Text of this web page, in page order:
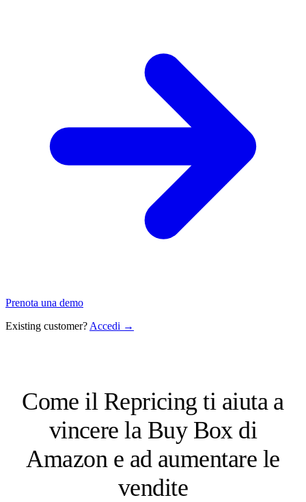
Prenota una demo
Existing customer? Accedi →
Come il Repricing ti aiuta a
vincere la Buy Box di
Amazon e ad aumentare le
vendite